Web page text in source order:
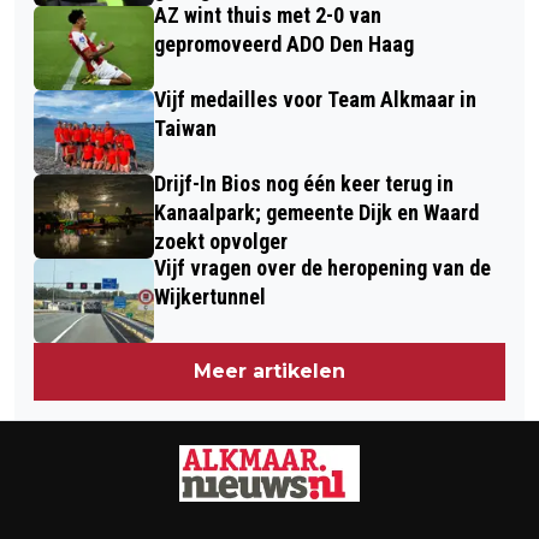
VLOOTDAG.
AZ wint thuis met 2-0 van
gepromoveerd ADO Den Haag
Vijf medailles voor Team Alkmaar in
Taiwan
Drijf-In Bios nog één keer terug in
Kanaalpark; gemeente Dijk en Waard
zoekt opvolger
Vijf vragen over de heropening van de
Wijkertunnel
Meer artikelen